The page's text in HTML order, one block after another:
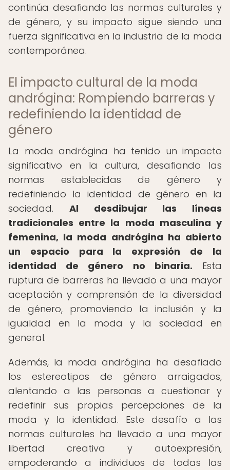
continúa desafiando las normas culturales y
de género, y su impacto sigue siendo una
fuerza significativa en la industria de la moda
contemporánea.
El impacto cultural de la moda
andrógina: Rompiendo barreras y
redefiniendo la identidad de
género
La moda andrógina ha tenido un impacto
significativo en la cultura, desafiando las
normas establecidas de género y
redefiniendo la identidad de género en la
sociedad. Al desdibujar las líneas
tradicionales entre la moda masculina y
femenina, la moda andrógina ha abierto
un espacio para la expresión de la
identidad de género no binaria. Esta
ruptura de barreras ha llevado a una mayor
aceptación y comprensión de la diversidad
de género, promoviendo la inclusión y la
igualdad en la moda y la sociedad en
general.
Además, la moda andrógina ha desafiado
los estereotipos de género arraigados,
alentando a las personas a cuestionar y
redefinir sus propias percepciones de la
moda y la identidad. Este desafío a las
normas culturales ha llevado a una mayor
libertad creativa y autoexpresión,
empoderando a individuos de todas las